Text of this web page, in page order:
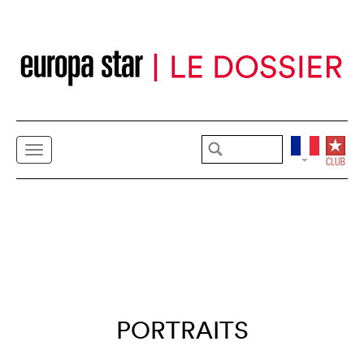
PORTRAITS